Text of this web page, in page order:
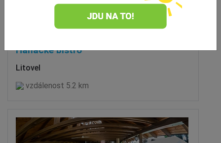
Hanácké bistro
Litovel
vzdálenost 5.2 km